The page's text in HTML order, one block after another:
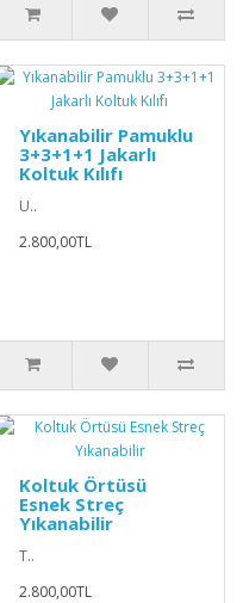
Yıkanabilir Pamuklu
3+3+1+1 Jakarlı
Koltuk Kılıfı
U..
2.800,00TL
Koltuk Örtüsü
Esnek Streç
Yıkanabilir
T..
2.800,00TL